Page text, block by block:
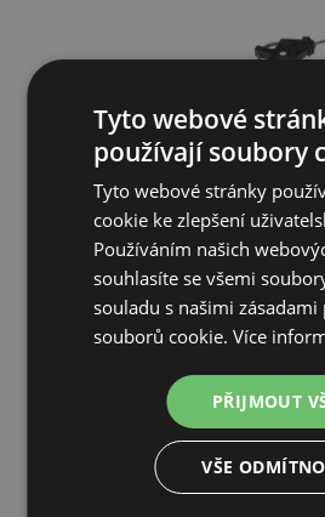
Brána KERBL Eco
384 Kč
SKLADEM
PŘIDAT DO
Tyto webové
používají soubory
Tyto webové stránky
cookie ke zlepšení
Používáním našich
souhlasíte se všemi
souladu s našimi
souborů cookie.Více
PŘIJMOUT
VŠE